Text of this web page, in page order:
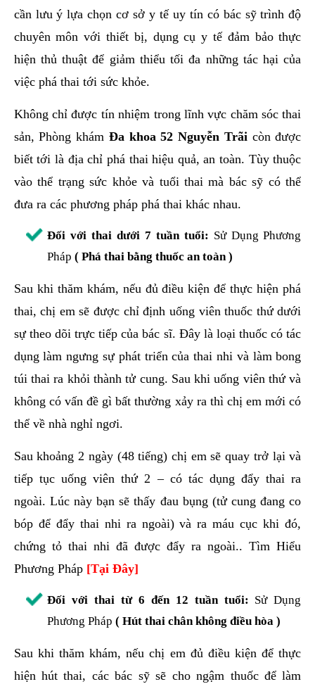
cần lưu ý lựa chọn cơ sở y tế uy tín có bác sỹ trình độ
chuyên môn với thiết bị, dụng cụ y tế đảm bảo thực
hiện thủ thuật để giảm thiểu tối đa những tác hại của
việc phá thai tới sức khỏe.
Không chỉ được tín nhiệm trong lĩnh vực chăm sóc thai
sản, Phòng khám Đa khoa 52 Nguyễn Trãi còn được
biết tới là địa chỉ phá thai hiệu quả, an toàn. Tùy thuộc
vào thể trạng sức khỏe và tuổi thai mà bác sỹ có thể
đưa ra các phương pháp phá thai khác nhau.
Đối với thai dưới 7 tuần tuổi: Sử Dụng Phương
Pháp ( Phá thai bằng thuốc an toàn )
Sau khi thăm khám, nếu đủ điều kiện để thực hiện phá
thai, chị em sẽ được chỉ định uống viên thuốc thứ dưới
sự theo dõi trực tiếp của bác sĩ. Đây là loại thuốc có tác
dụng làm ngưng sự phát triển của thai nhi và làm bong
túi thai ra khỏi thành tử cung. Sau khi uống viên thứ và
không có vấn đề gì bất thường xảy ra thì chị em mới có
thể về nhà nghỉ ngơi.
Sau khoảng 2 ngày (48 tiếng) chị em sẽ quay trở lại và
tiếp tục uống viên thứ 2 – có tác dụng đẩy thai ra
ngoài. Lúc này bạn sẽ thấy đau bụng (tử cung đang co
bóp để đẩy thai nhi ra ngoài) và ra máu cục khi đó,
chứng tỏ thai nhi đã được đẩy ra ngoài.. Tìm Hiểu
Phương Pháp [Tại Đây]
Đối với thai từ 6 đến 12 tuần tuổi: Sử Dụng
Phương Pháp ( Hút thai chân không điều hòa )
Sau khi thăm khám, nếu chị em đủ điều kiện để thực
hiện hút thai, các bác sỹ sẽ cho ngậm thuốc để làm